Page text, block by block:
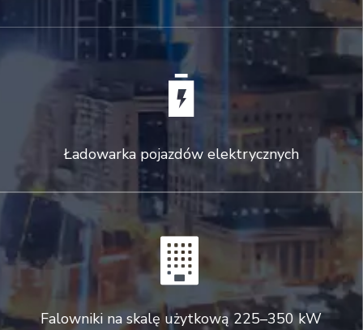

Ładowarka pojazdów elektrycznych

Falowniki na skalę użytkową 225–350 kW